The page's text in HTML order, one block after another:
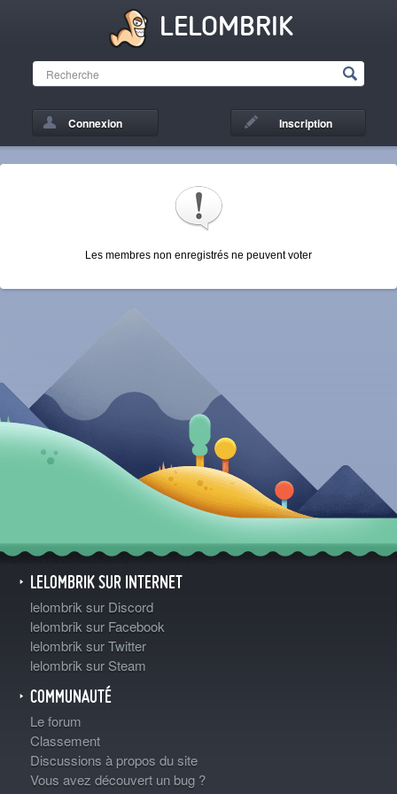
LELOMBRIK
Connexion Inscription
Les membres non enregistrés ne peuvent voter
LELOMBRIK SUR INTERNET
lelombrik sur Discord
lelombrik sur Facebook
lelombrik sur Twitter
lelombrik sur Steam
COMMUNAUTÉ
Le forum
Classement
Discussions à propos du site
Vous avez découvert un bug ?